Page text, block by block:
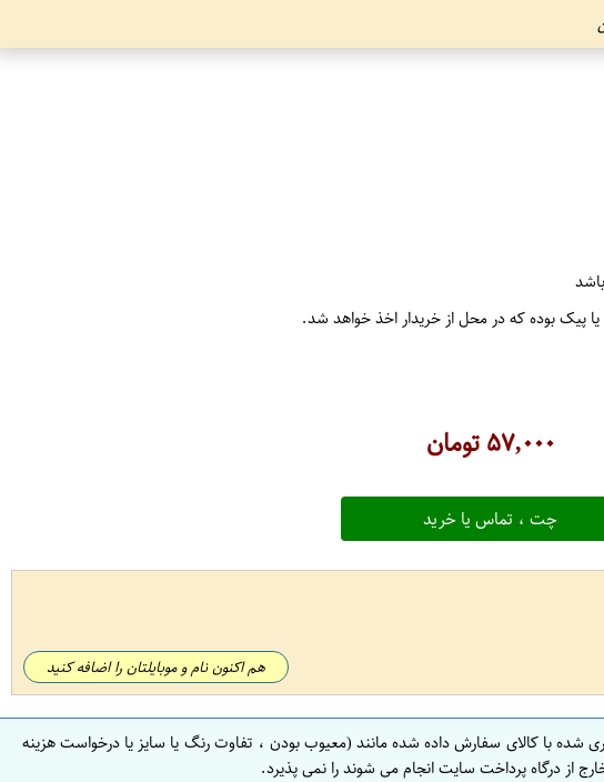
پیک بوده که در محل از خریدار اخذ خواهد شد.
۵۷,۰۰۰تومان
چت ، تماس یا خرید
هم اکنون نام و موبایلتان را اضافه کنید
شده با کالای سفارش داده شده مانند (معیوب بودن ، تفاوت رنگ یا سایز یا درخواست هزینه
از درگاه پرداخت سایت انجام می شوند را نمی پذیرد.